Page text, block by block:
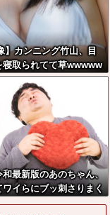
】カンニング竹山、目
寝取られてて草wwwww
和最新版のあのちゃん、
ワイらにブッ刺さりまく
w w